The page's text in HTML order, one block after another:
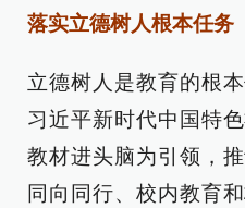
落实立德树人根本任务
立德树人是教育的根
习近平新时代中国特
教材进头脑为引领，
同向同行、校内教育